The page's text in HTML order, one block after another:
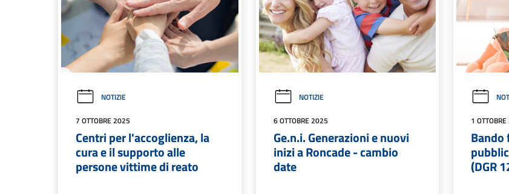
NOTIZIE
7 OTTOBRE 2025
Centri per l'accoglienza, la
cura e il supporto alle
persone vittime di reato
NOTIZIE
6 OTTOBRE 2025
Ge.n.i. Generazioni e nuovi
inizi a Roncade - cambio
date
1
(DGR